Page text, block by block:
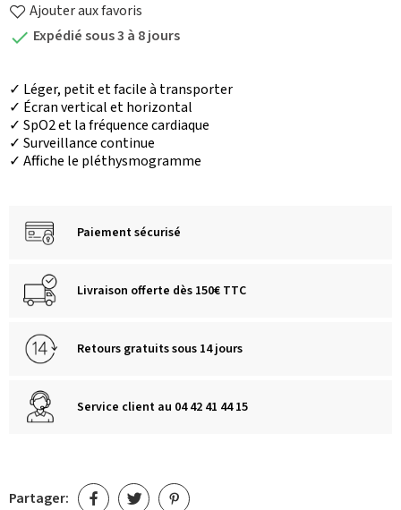
Ajouter aux favoris
 Expédié sous 3 à 8 jours
✓ Léger, petit et facile à transporter
✓ Écran vertical et horizontal
✓ SpO2 et la fréquence cardiaque
✓ Surveillance continue
✓ Affiche le pléthysmogramme
Paiement sécurisé
Livraison offerte dès 150€ TTC
Retours gratuits sous 14 jours
Service client au 04 42 41 44 15
Partager: